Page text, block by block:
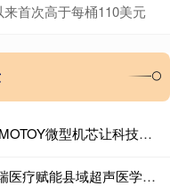
首次高于每桶110美元
佰亿配资 续写WAIC技术创新，MOMOTOY微型机芯让科技贴近烟火日常
创利配资 从远程会诊到AI教培，迈瑞医疗赋能县域超声医学中心